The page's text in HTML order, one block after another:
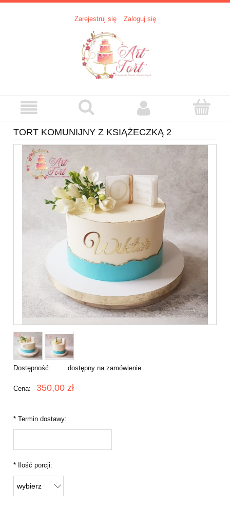
Zarejestruj się Zaloguj się
TORT KOMUNIJNY Z KSIĄŻECZKĄ 2
Dostępność: dostępny na zamówienie
Cena: 350,00 zł
* Termin dostawy:
* Ilość porcji: